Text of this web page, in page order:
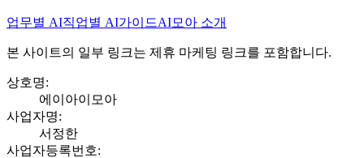
업무별 AI직업별 AI가이드AI모아 소개
본 사이트의 일부 링크는 제휴 마케팅 링크를 포함합니다.
상호명:
에이아이모아
사업자명:
서정한
사업자등록번호: